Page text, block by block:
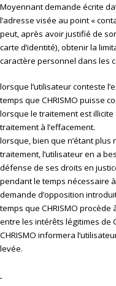
Moyennant demande écrite
l’adresse visée au point «
peut, après avoir justifié de
carte d’identité), obtenir la
caractère personnel dans les
lorsque l’utilisateur conteste
temps que CHRISMO puisse
lorsque le traitement est
traitement à l’effacement.
lorsque, bien que n’étant
traitement, l’utilisateur en a
défense de ses droits en
pendant le temps nécessaire
demande d’opposition
temps que CHRISMO
entre les intérêts légitimes de
CHRISMO informera
levée.